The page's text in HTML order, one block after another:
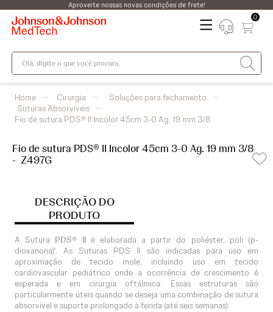
Aproveite nossas novas condições de frete!
0
Olá, digite o que você procura.
Cirurgia
Soluções para fechamento
Suturas Absorvíveis
Fio de sutura PDS® II Incolor 45cm 3-0 Ag. 19 mm 3/8
Fio de sutura PDS® II Incolor 45cm 3-0 Ag. 19 mm 3/8
- Z497G
DESCRIÇÃO DO
PRODUTO
A Sutura PDS® IIé elaborada a partir do poliéster, poli (p-
dioxanona)¹. As Suturas PDS II são indicadas para uso em
aproximação de tecido mole, incluindo uso em tecido
cardiovascular pediátrico onde a ocorrência de crescimento é
esperada e em cirurgia oftálmica. Essas estruturas são
particularmente úteis quando se deseja uma combinação de sutura
absorvível e suporte prolongado à ferida (até seis semanas).